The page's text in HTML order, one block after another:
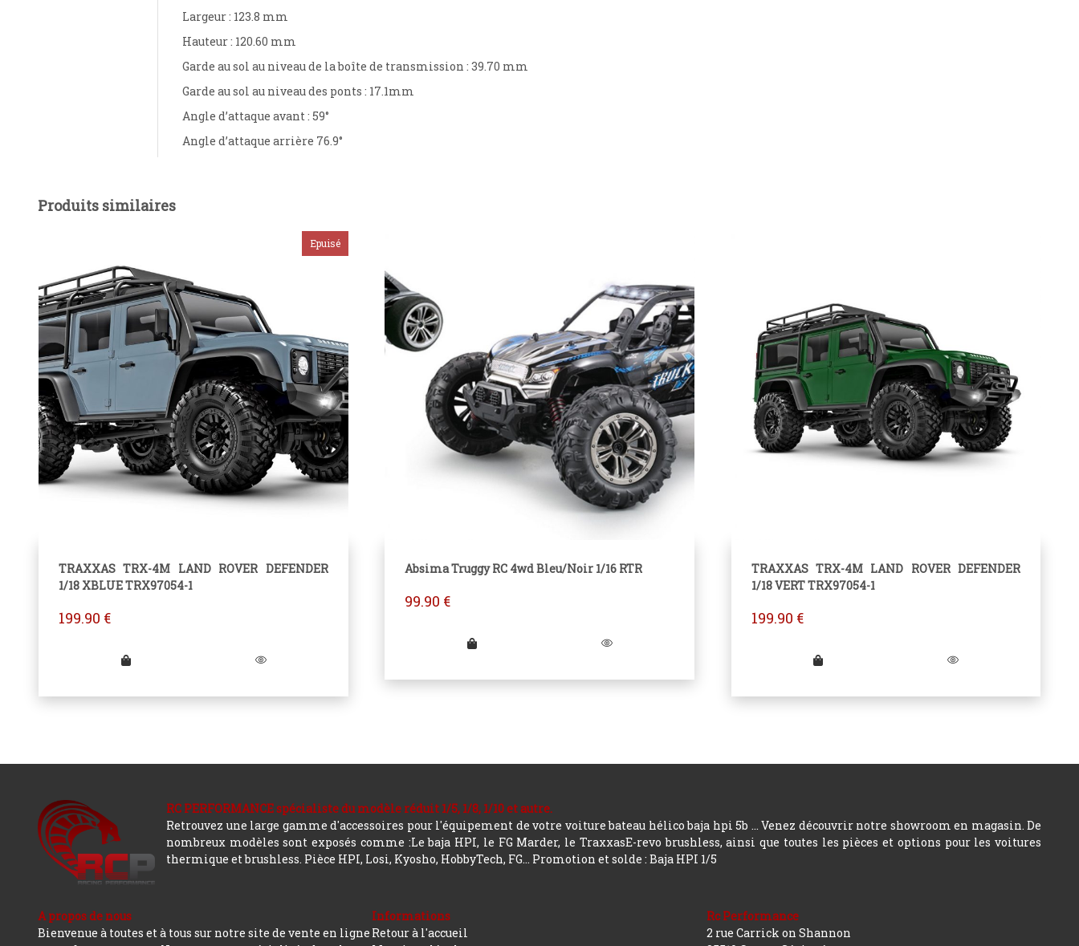
Largeur : 123.8 mm
Hauteur : 120.60 mm
Garde au sol au niveau de la boîte de transmission : 39.70 mm
Garde au sol au niveau des ponts : 17.1mm
Angle d’attaque avant : 59°
Angle d’attaque arrière 76.9°
Produits similaires
TRAXXAS TRX-4M LAND ROVER DEFENDER
1/18 XBLUE TRX97054-1
199.90 €
Absima Truggy RC 4wd Bleu/Noir 1/16 RTR
99.90 €
TRAXXAS TRX-4M LAND ROVER DEFENDER
1/18 VERT TRX97054-1
199.90 €
RC PERFORMANCE spécialiste du modèle réduit 1/5, 1/8, 1/10 et autre.
Retrouvez une large gamme d'accessoires pour l'équipement de votre voiture bateau hélico baja hpi 5b ... Venez découvrir notre showroom en magasin. De
nombreux modèles sont exposés comme :Le baja HPI, le FG Marder, le TraxxasE-revo brushless, ainsi que toutes les pièces et options pour les voitures
thermique et brushless. Pièce HPI, Losi, Kyosho, HobbyTech, FG... Promotion et solde : Baja HPI 1/5
A propos de nous
Bienvenue à toutes et à tous sur notre site de vente en ligne
Informations
Retour à l'accueil
Rc Performance
2 rue Carrick on Shannon